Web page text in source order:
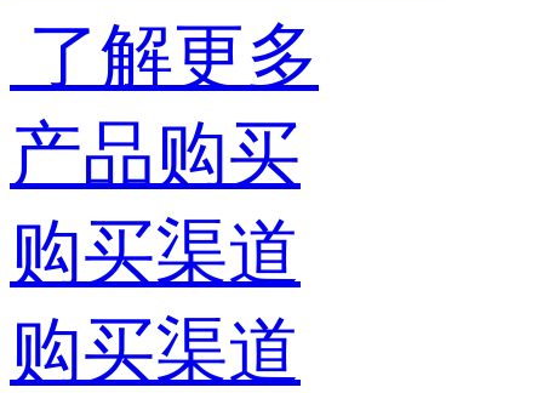
了解更多
产品购买
购买渠道
购买渠道